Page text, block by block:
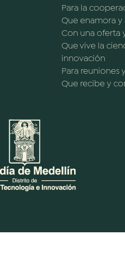
Para la
Que enamora y
Con una oferta
Que vive la
innovación
Para reuniones
Que recibe y